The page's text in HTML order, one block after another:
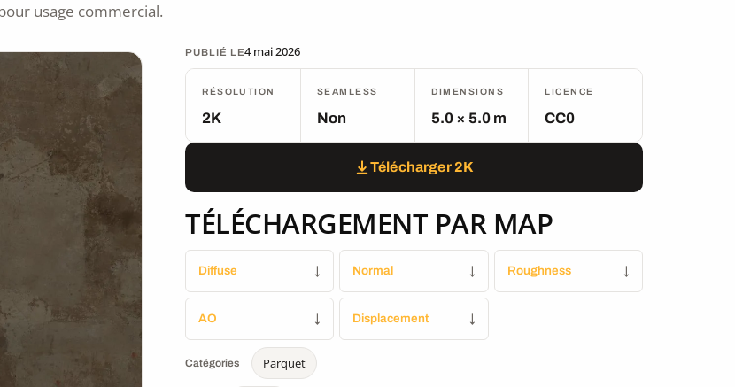
usage commercial.
PUBLIÉ LE4 mai 2026
RÉSOLUTION
2K
SEAMLESS
Non
DIMENSIONS
5.0 × 5.0 m
LICENCE
CC0
Télécharger 2K
TÉLÉCHARGEMENT PAR MAP
Diffuse ↓ Normal ↓ Roughness ↓
AO ↓ Displacement ↓
Catégories Parquet